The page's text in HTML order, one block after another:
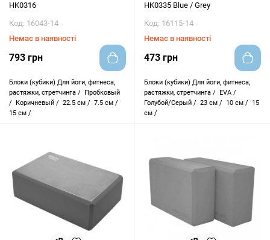
HK0316
Код: 16043-14
Немає в наявності
793 грн
Блоки (кубики) Для йоги, фитнеса,
растяжки, стретчинга /
Пробковый
/
Коричневый / 22.5 см / 7.5 см /
15 см /
HK0335 Blue / Grey
Код: 16115-14
Немає в наявності
473 грн
Блоки (кубики) Для йоги, фитнеса,
растяжки, стретчинга / EVA /
Голубой/Серый / 23 см / 10 см /
15
см /